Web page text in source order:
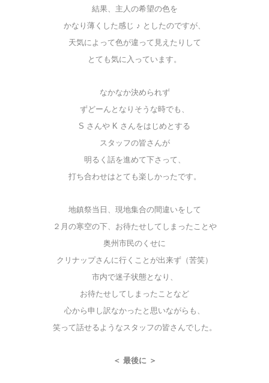
結果、主人の希望の色を
かなり薄くした感じ ♪ としたのですが、
天気によって色が違って見えたりして
とても気に入っています。
なかなか決められず
ずどーんとなりそうな時でも、
S さんや K さんをはじめとする
スタッフの皆さんが
明るく話を進めて下さって、
打ち合わせはとても楽しかったです。
地鎮祭当日、現地集合の間違いをして
２月の寒空の下、お待たせしてしまったことや
奥州市民のくせに
クリナップさんに行くことが出来ず（苦笑）
市内で迷子状態となり、
お待たせしてしまったことなど
心から申し訳なかったと思いながらも、
笑って話せるようなスタッフの皆さんでした。
＜ 最後に ＞